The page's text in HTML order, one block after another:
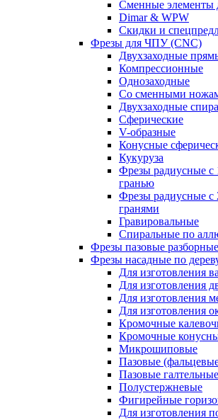
Сменные элементы
Dimar & WPW
Скидки и
Фрезы для ЧПУ (CNC)
Двухзаходные
Компрессионные
Однозаходные
Со сменными
Двухзаходные
Сферические
V-образные
Конусные
Кукуруза
Фрезы радиусные с
гранью
Фрезы радиусные
гранями
Гравировальные
Cпиральные по
Фрезы пазовые разборные
Фрезы насадные по
Для изготовления
Для изготовления
Для изготовления
Для изготовления
Кромочные
Кромочные
Микрошиповые
Пазовые
Пазовые галтельные
Полустержневые
Фигирейные
Для изготовления